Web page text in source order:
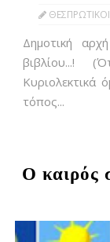
Δημοτική
βιβλίου...!
Κυριολεκτικά
τόπος...
Ο καιρός